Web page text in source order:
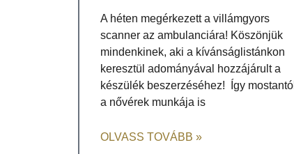
A héten megérkezett a villámgyors
scanner az ambulanciára! Köszönjük
mindenkinek, aki a kívánságlistánkon
keresztül adományával hozzájárult a
készülék beszerzéséhez! Így mostantól
a nővérek munkája is
OLVASS TOVÁBB »